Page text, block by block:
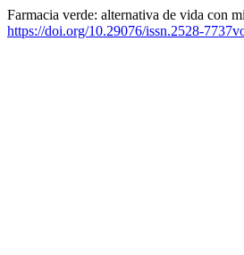
Farmacia verde: alternativa de vida con
https://doi.org/10.29076/issn.2528-